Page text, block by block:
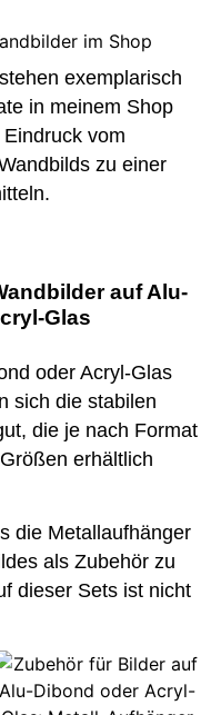
exemplarisch
in meinem Shop
vom
zu einer
auf Alu-
Glas
oder Acryl-Glas
sich die stabilen
die je nach Format
erhältlich
die Metallaufhänger
als Zubehör zu
dieser Sets ist nicht